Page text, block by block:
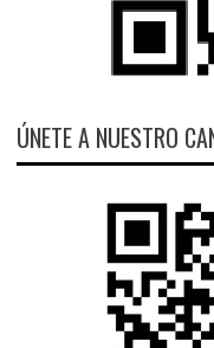
ÚNETE A NUESTRO